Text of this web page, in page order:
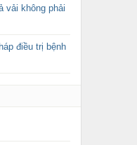
vải không phải
điều trị bệnh